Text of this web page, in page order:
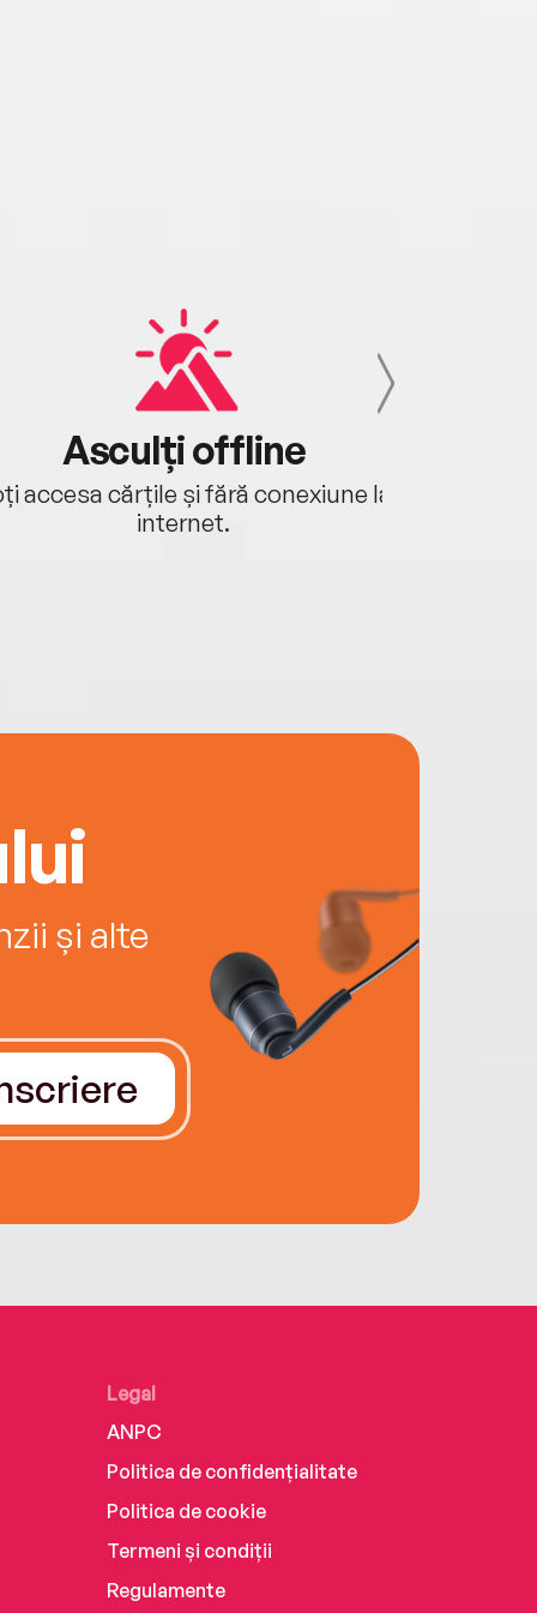
Asculți offline
accesa cărțile și fără conexiune la
internet.
și alte
Legal
ANPC
Politica de confidențialitate
Politica de cookie
Termeni și condiții
Regulamente